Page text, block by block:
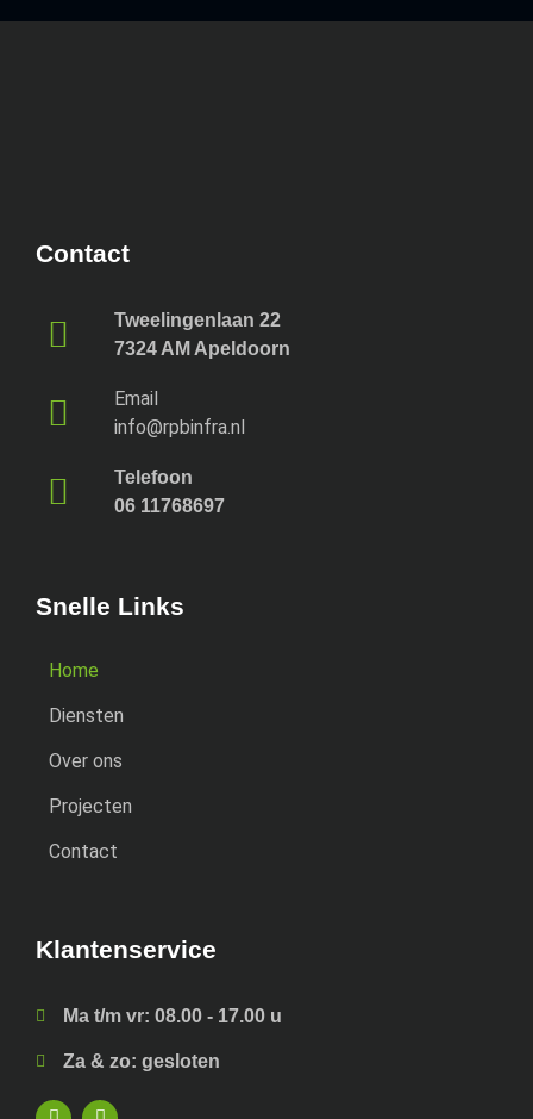
Contact
Tweelingenlaan 22
7324 AM Apeldoorn
Email
info@rpbinfra.nl
Telefoon
06 11768697
Snelle Links
Home
Diensten
Over ons
Projecten
Contact
Klantenservice
Ma t/m vr: 08.00 - 17.00 u
Za & zo: gesloten